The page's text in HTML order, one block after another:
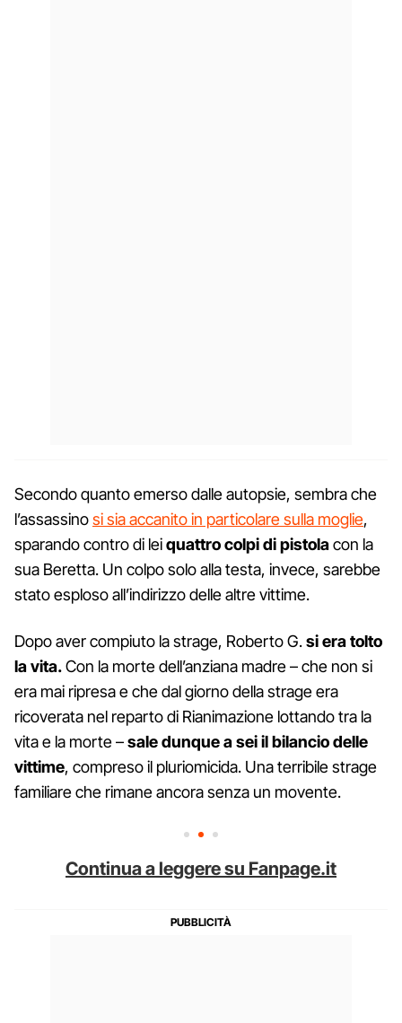
Secondo quanto emerso dalle autopsie, sembra che
l’assassinosi sia accanito in particolare sulla moglie,
sparando contro di leiquattro colpi di pistolacon la
sua Beretta. Un colpo solo alla testa, invece, sarebbe
stato esploso all’indirizzo delle altre vittime.
Dopo aver compiuto la strage, Roberto G.si era tolto
la vita.Con la morte dell’anziana madre – che non si
era mai ripresa e che dal giorno della strage era
ricoverata nel reparto di Rianimazione lottando tra la
vita e la morte –sale dunque a sei il bilancio delle
vittime, compreso il pluriomicida. Una terribile strage
familiare che rimane ancora senza un movente.
Continua a leggere su Fanpage.it